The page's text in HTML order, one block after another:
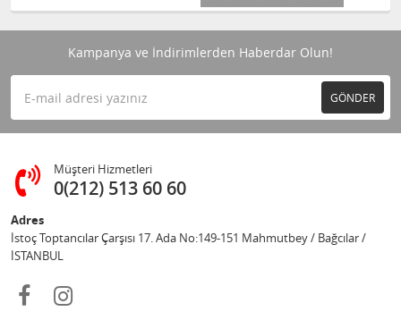
Kampanya ve İndirimlerden Haberdar Olun!
GÖNDER
Müşteri Hizmetleri
0(212) 513 60 60
Adres
İstoç Toptancılar Çarşısı 17. Ada No:149-151 Mahmutbey / Bağcılar /
İSTANBUL